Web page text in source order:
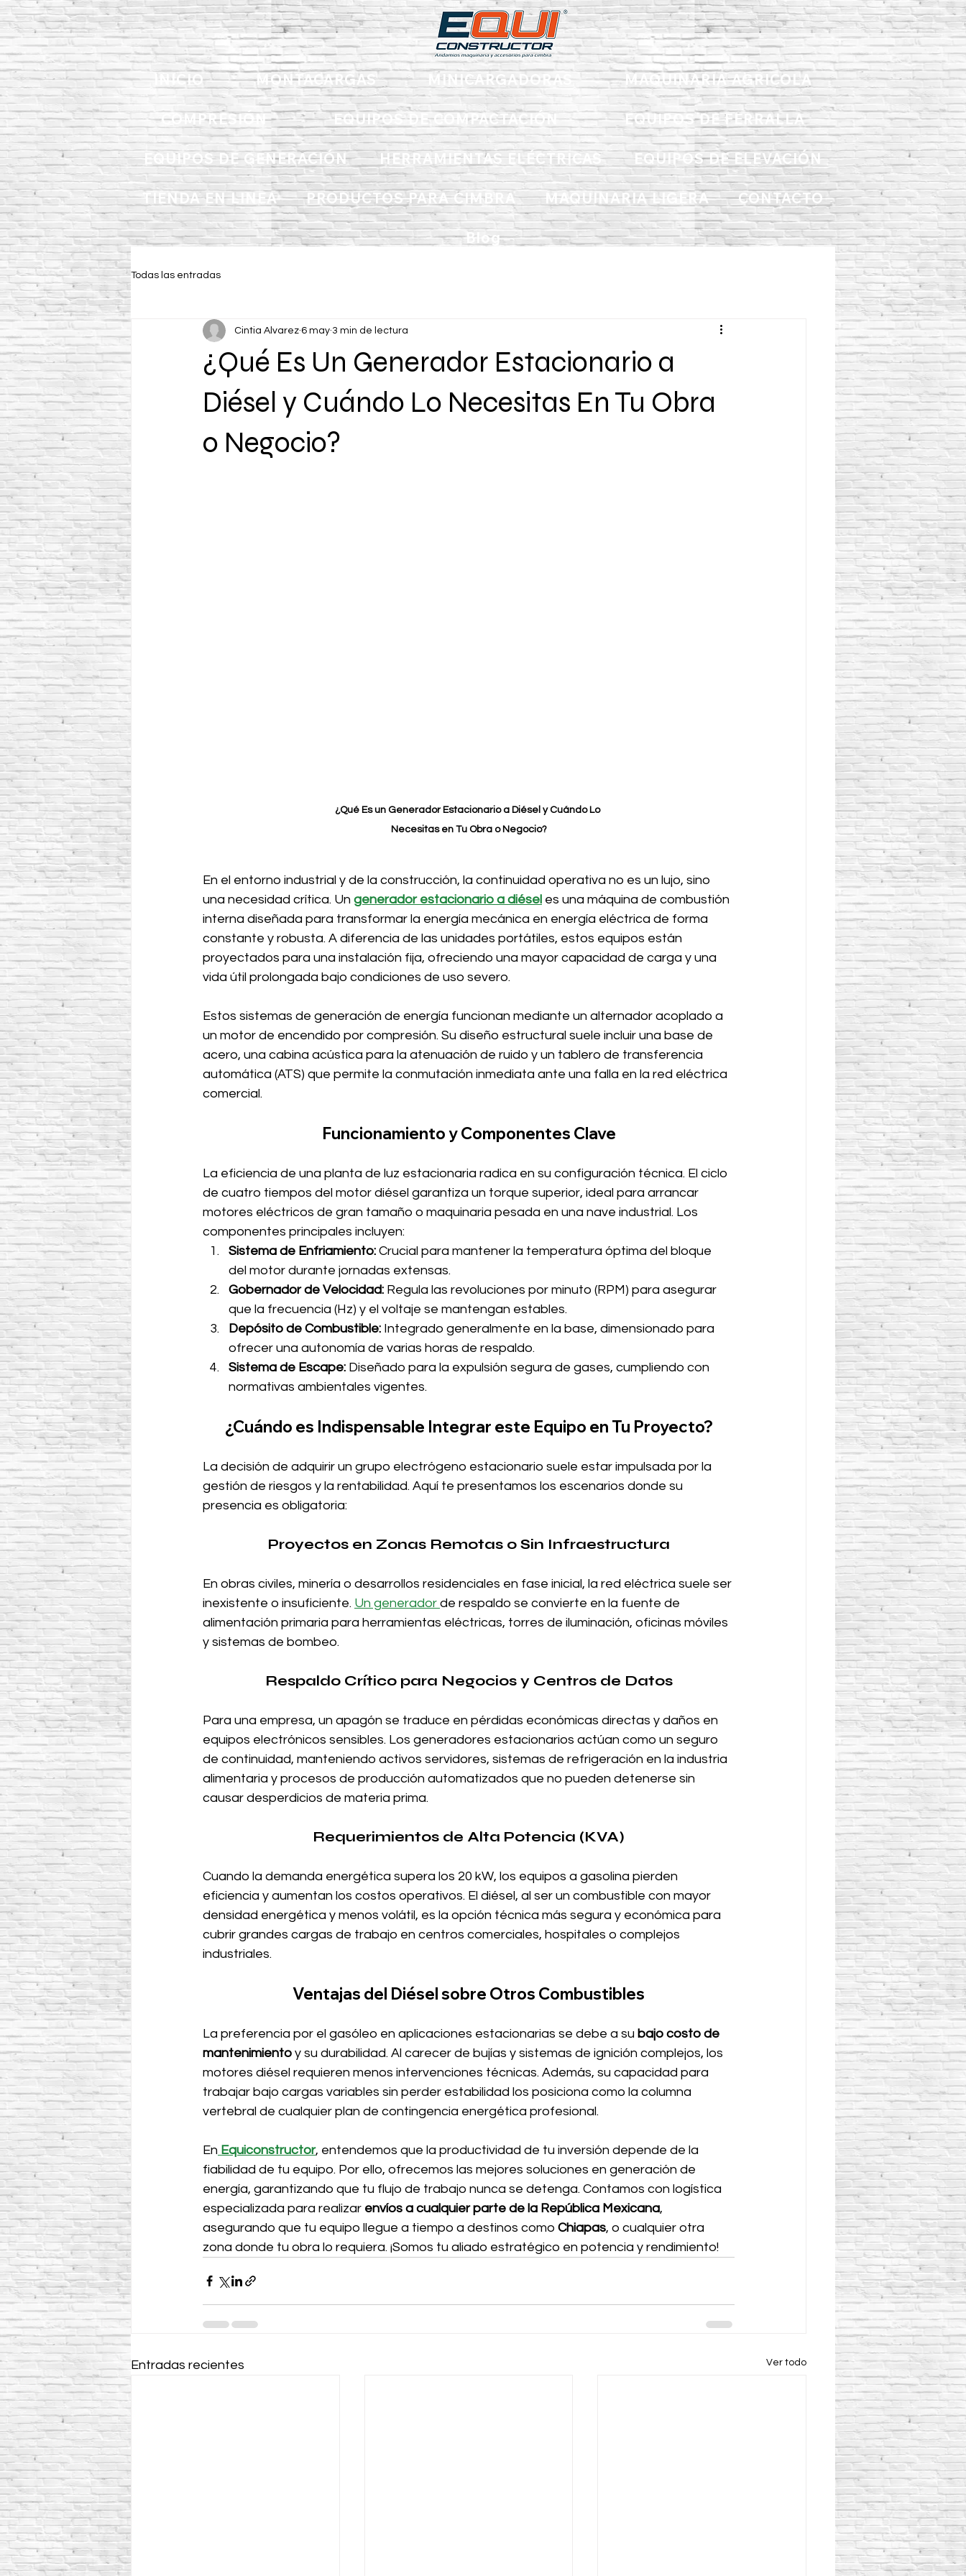
INICIO MONTACARGAS MINICARGADORAS MAQUINARIA AGRICOLA
COMPRESIÓN EQUIPOS DE COMPACTACIÓN EQUIPOS DE FERRALLA
EQUIPOS DE GENERACIÓN HERRAMIENTAS ELÉCTRICAS EQUIPOS DE ELEVACIÓN
TIENDA EN LINEA PRODUCTOS PARA CIMBRA MAQUINARIA LIGERA CONTACTO
Blog
Todas las entradas
¿Qué Es Un Generador Estacionario a
Diésel y Cuándo Lo Necesitas En Tu Obra
o Negocio?
Cintia Alvarez 6 may 3 min de lectura
¿Qué Es un Generador Estacionario a Diésel y Cuándo Lo
Necesitas en Tu Obra o Negocio?
En el entorno industrial y de la construcción, la continuidad operativa no es un lujo, sino
una necesidad crítica. Un generador estacionario a diésel es una máquina de combustión
interna diseñada para transformar la energía mecánica en energía eléctrica de forma
constante y robusta. A diferencia de las unidades portátiles, estos equipos están
proyectados para una instalación fija, ofreciendo una mayor capacidad de carga y una
vida útil prolongada bajo condiciones de uso severo.
Estos sistemas de generación de energía funcionan mediante un alternador acoplado a
un motor de encendido por compresión. Su diseño estructural suele incluir una base de
acero, una cabina acústica para la atenuación de ruido y un tablero de transferencia
automática (ATS) que permite la conmutación inmediata ante una falla en la red eléctrica
comercial.
Funcionamiento y Componentes Clave
La eficiencia de una planta de luz estacionaria radica en su configuración técnica. El ciclo
de cuatro tiempos del motor diésel garantiza un torque superior, ideal para arrancar
motores eléctricos de gran tamaño o maquinaria pesada en una nave industrial. Los
componentes principales incluyen:
Sistema de Enfriamiento: Crucial para mantener la temperatura óptima del bloque
del motor durante jornadas extensas.
Gobernador de Velocidad: Regula las revoluciones por minuto (RPM) para asegurar
que la frecuencia (Hz) y el voltaje se mantengan estables.
Depósito de Combustible: Integrado generalmente en la base, dimensionado para
ofrecer una autonomía de varias horas de respaldo.
Sistema de Escape: Diseñado para la expulsión segura de gases, cumpliendo con
normativas ambientales vigentes.
¿Cuándo es Indispensable Integrar este Equipo en Tu Proyecto?
La decisión de adquirir un grupo electrógeno estacionario suele estar impulsada por la
gestión de riesgos y la rentabilidad. Aquí te presentamos los escenarios donde su
presencia es obligatoria:
Proyectos en Zonas Remotas o Sin Infraestructura
En obras civiles, minería o desarrollos residenciales en fase inicial, la red eléctrica suele ser
inexistente o insuficiente. Un generador de respaldo se convierte en la fuente de
alimentación primaria para herramientas eléctricas, torres de iluminación, oficinas móviles
y sistemas de bombeo.
Respaldo Crítico para Negocios y Centros de Datos
Para una empresa, un apagón se traduce en pérdidas económicas directas y daños en
equipos electrónicos sensibles. Los generadores estacionarios actúan como un seguro
de continuidad, manteniendo activos servidores, sistemas de refrigeración en la industria
alimentaria y procesos de producción automatizados que no pueden detenerse sin
causar desperdicios de materia prima.
Requerimientos de Alta Potencia (KVA)
Cuando la demanda energética supera los 20 kW, los equipos a gasolina pierden
eficiencia y aumentan los costos operativos. El diésel, al ser un combustible con mayor
densidad energética y menos volátil, es la opción técnica más segura y económica para
cubrir grandes cargas de trabajo en centros comerciales, hospitales o complejos
industriales.
Ventajas del Diésel sobre Otros Combustibles
La preferencia por el gasóleo en aplicaciones estacionarias se debe a su bajo costo de
mantenimiento y su durabilidad. Al carecer de bujías y sistemas de ignición complejos, los
motores diésel requieren menos intervenciones técnicas. Además, su capacidad para
trabajar bajo cargas variables sin perder estabilidad los posiciona como la columna
vertebral de cualquier plan de contingencia energética profesional.
En Equiconstructor, entendemos que la productividad de tu inversión depende de la
fiabilidad de tu equipo. Por ello, ofrecemos las mejores soluciones en generación de
energía, garantizando que tu flujo de trabajo nunca se detenga. Contamos con logística
especializada para realizar envíos a cualquier parte de la República Mexicana,
asegurando que tu equipo llegue a tiempo a destinos como Chiapas, o cualquier otra
zona donde tu obra lo requiera. ¡Somos tu aliado estratégico en potencia y rendimiento!
Entradas recientes Ver todo